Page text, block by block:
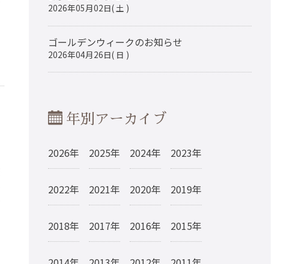
2026年05月02日( 土 )
ゴールデンウィークのお知らせ
2026年04月26日( 日 )
年別アーカイブ
2026年 2025年 2024年 2023年
2022年 2021年 2020年 2019年
2018年 2017年 2016年 2015年